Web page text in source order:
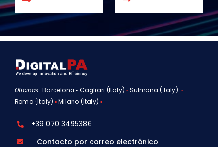
Oficinas:Barcelona ▪ Cagliari (Italy) ▪ Sulmona (Italy)▪
Roma (Italy) ▪Milano (Italy)▪
+39 070 3495386
Contacto por correo electrónico